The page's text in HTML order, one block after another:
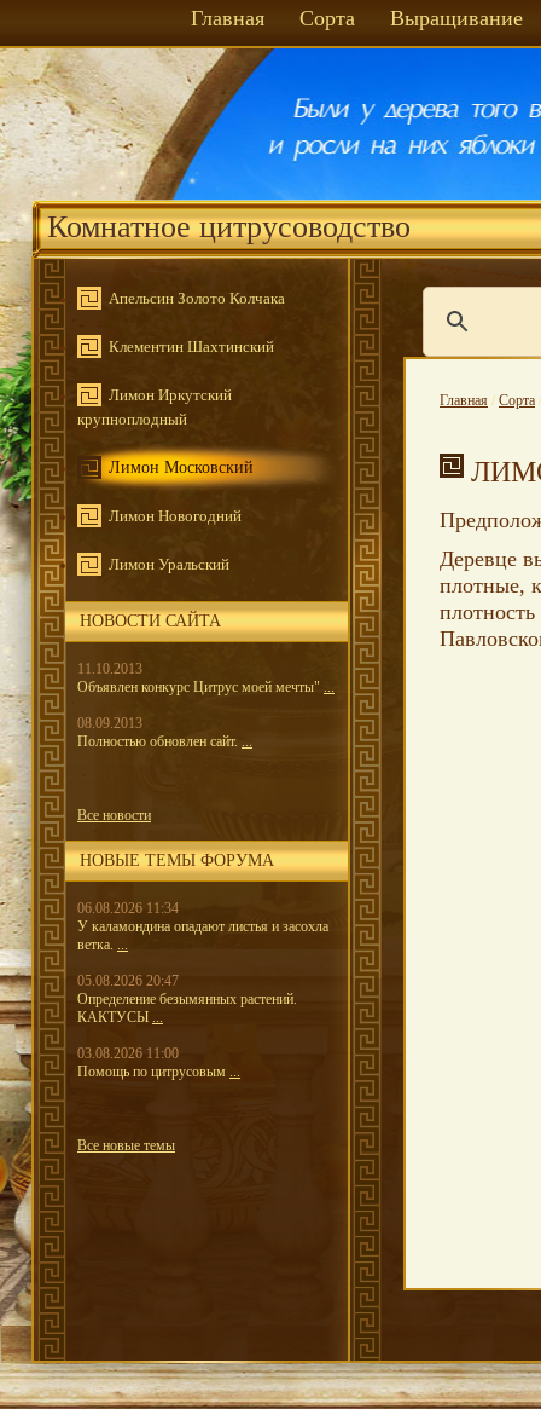
Главная Сорта Выращивание
Комнатное цитрусоводство
Апельсин Золото Колчака
Клементин Шахтинский
Лимон Иркутский
крупноплодный
Лимон Московский
Лимон Новогодний
Лимон Уральский
НОВОСТИ САЙТА
11.10.2013
Объявлен конкурс Цитрус моей мечты" ...
08.09.2013
Полностью обновлен сайт. ...
Все новости
НОВЫЕ ТЕМЫ ФОРУМА
06.08.2026 11:34
У каламондина опадают листья и засохла
ветка. ...
05.08.2026 20:47
Определение безымянных растений.
КАКТУСЫ ...
03.08.2026 11:00
Помощь по цитрусовым ...
Все новые темы
Главная / Сорта
Деревце
плотные,